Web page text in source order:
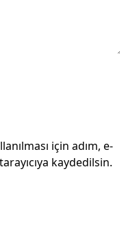
için adım, e-
kaydedilsin.